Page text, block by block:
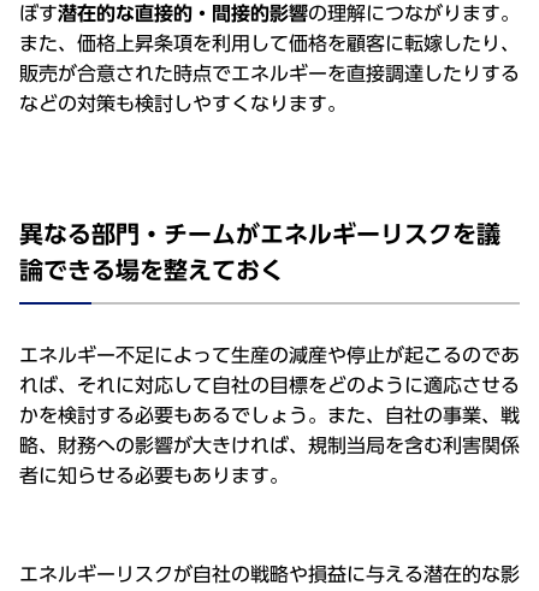
ぼす潜在的な直接的・間接的影響の理解につながります。
また、価格上昇条項を利⽤して価格を顧客に転嫁したり、
販売が合意された時点でエネルギーを直接調達したりする
などの対策も検討しやすくなります。
異なる部⾨・チームがエネルギーリスクを議
論できる場を整えておく
エネルギー不⾜によって⽣産の減産や停⽌が起こるのであ
れば、それに対応して⾃社の⽬標をどのように適応させる
かを検討する必要もあるでしょう。また、⾃社の事業、戦
略、財務への影響が⼤きければ、規制当局を含む利害関係
者に知らせる必要もあります。
エネルギーリスクが⾃社の戦略や損益に与える潜在的な影